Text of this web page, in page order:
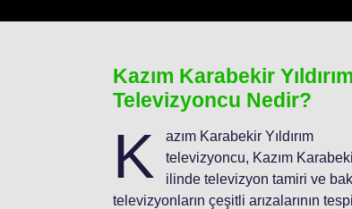
Kazım Karabekir Yıldırım
Televizyoncu Nedir?
K
azım Karabekir Yıldırım
televizyoncu, Kazım
ilinde televizyon tamiri ve
televizyonların çeşitli arızalarının